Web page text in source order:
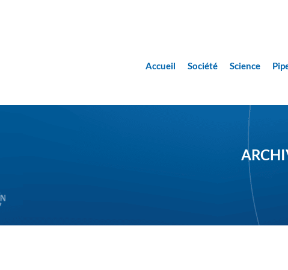
Accueil Société Science